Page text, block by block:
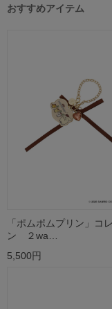
おすすめアイテム
「ポムポムプリン」コ
ン ２wa…
5,500円